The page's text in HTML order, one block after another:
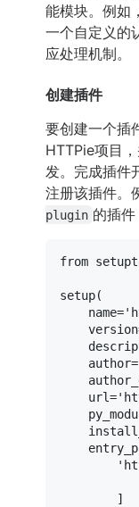
能模块。例如
一个自定义的
应处理机制。
创建插件
要创建一个插
HTTPie项目
发。完成插件
注册该插件。
plugin 的插件
from
setup(
    name=
    author=
    url=
        ]